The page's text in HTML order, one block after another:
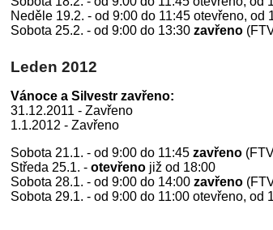
Neděle 19.2. - od 9:00 do 11:45 otevřeno, od
Sobota 25.2. - od 9:00 do 13:30zavřeno
Leden 2012
Vánoce a Silvestr zavřeno:
31.12.2011 - Zavřeno
1.1.2012 - Zavřeno
Sobota 21.1. - od 9:00 do 11:45zavřeno
Středa 25.1. -otevřeno již od 18:00
Sobota 28.1. - od 9:00 do 14:00zavřeno
Sobota 29.1. - od 9:00 do 11:00 otevřeno, od